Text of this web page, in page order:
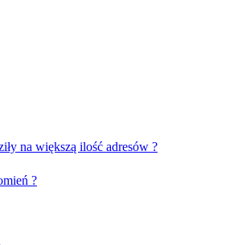
na większą ilość adresów ?
?